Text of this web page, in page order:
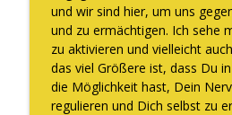
und wir sind hier, um uns
und zu ermächtigen. Ich sehe
zu aktivieren und vielleicht
das viel Größere ist, dass Du
die Möglichkeit hast, Dein
regulieren und Dich selbst zu